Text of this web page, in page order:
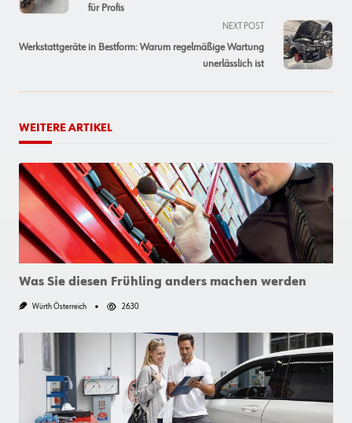
subtitle
reader-
für Profis
NEXT POST
Werkstattgeräte in Bestform: Warum regelmäßige Wartung
unerlässlich ist
WEITERE ARTIKEL
Was Sie diesen Frühling anders machen werden
Würth Österreich 2630